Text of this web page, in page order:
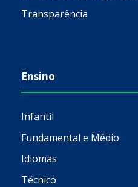
Transparência
Ensino
Infantil
Fundamental e Médio
Idiomas
Técnico